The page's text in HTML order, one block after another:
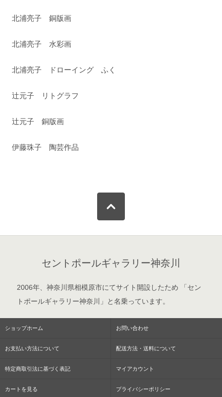
北浦亮子 銅版画
北浦亮子 水彩画
北浦亮子 ドローイング ふく
辻元子 リトグラフ
辻元子 銅版画
伊藤珠子 陶芸作品
セントポールギャラリー神奈川
2006年、神奈川県相模原市にてサイト開設したため 「セン
トポールギャラリー神奈川」と名乗っています。
ショップホーム お問い合わせ
お支払い方法について 配送方法・送料について
特定商取引法に基づく表記 マイアカウント
カートを見る プライバシーポリシー